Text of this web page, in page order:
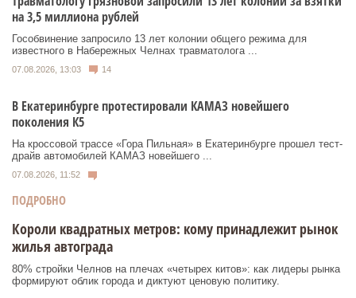
на 3,5 миллиона рублей
Гособвинение запросило 13 лет колонии общего режима для
известного в Набережных Челнах травматолога ...
07.08.2026, 13:03 14
В Екатеринбурге протестировали КАМАЗ новейшего
поколения К5
На кроссовой трассе «Гора Пильная» в Екатеринбурге прошел тест-
драйв автомобилей КАМАЗ новейшего ...
07.08.2026, 11:52
ПОДРОБНО
Короли квадратных метров: кому принадлежит рынок
жилья автограда
80% стройки Челнов на плечах «четырех китов»: как лидеры рынка
формируют облик города и диктуют ценовую политику.